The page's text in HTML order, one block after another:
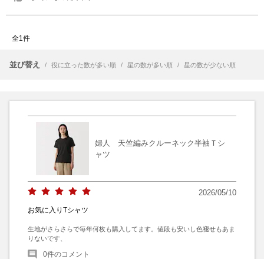
全1件
並び替え / 役に立った数が多い順 / 星の数が多い順 / 星の数が少ない順
婦人 天竺編みクルーネック半袖Ｔシ
ャツ
2026/05/10
お気に入りTシャツ
生地がさらさらで毎年何枚も購入してます。値段も安いし色褪せもあま
りないです、
0件のコメント